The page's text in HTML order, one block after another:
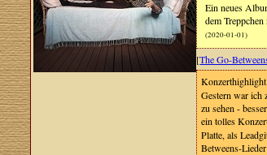
Ein neues
dem
(2020-01-01)
[The Go-
Gestern war ich
zu sehen -
ein tolles
Platte, als
Betweens-